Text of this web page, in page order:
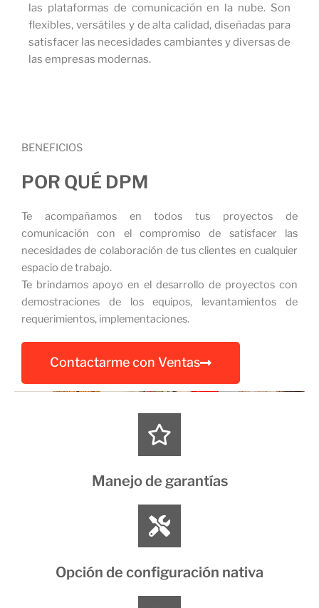
las plataformas de comunicación en la nube. Son
flexibles, versátiles y de alta calidad, diseñadas para
satisfacer las necesidades cambiantes y diversas de
las empresas modernas.
BENEFICIOS
POR QUÉ DPM
Te acompañamos en todos tus proyectos de
comunicación con el compromiso de satisfacer las
necesidades de colaboración de tus clientes en cualquier
espacio de trabajo.
Te brindamos apoyo en el desarrollo de proyectos con
demostraciones de los equipos, levantamientos de
requerimientos, implementaciones.
Contactarme con Ventas
Manejo de garantías
Opción de configuración nativa